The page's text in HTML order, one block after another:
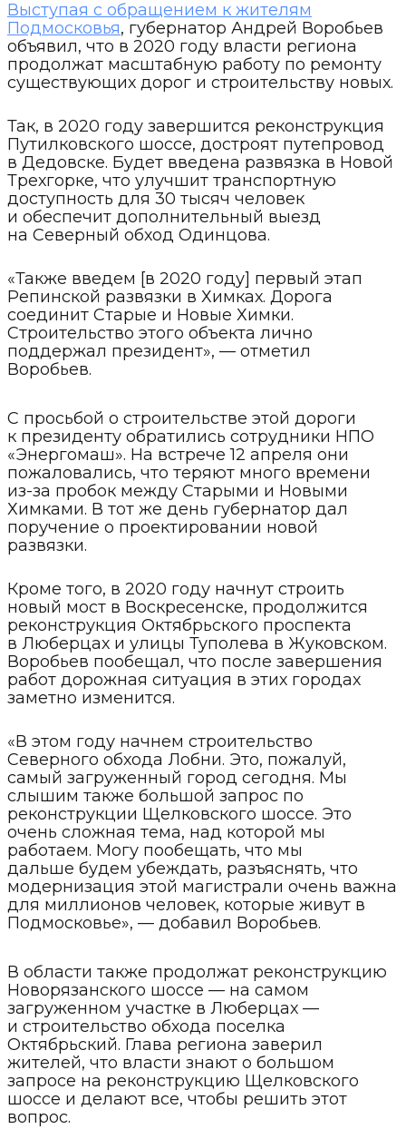
Выступая с обращением к жителям
Подмосковья, губернатор Андрей Воробьев
объявил, что в 2020 году власти региона
продолжат масштабную работу по ремонту
существующих дорог и строительству новых.
Так, в 2020 году завершится реконструкция
Путилковского шоссе, достроят путепровод
в Дедовске. Будет введена развязка в Новой
Трехгорке, что улучшит транспортную
доступность для 30 тысяч человек
и обеспечит дополнительный выезд
на Северный обход Одинцова.
«Также введем [в 2020 году] первый этап
Репинской развязки в Химках. Дорога
соединит Старые и Новые Химки.
Строительство этого объекта лично
поддержал президент», — отметил
Воробьев.
С просьбой о строительстве этой дороги
к президенту обратились сотрудники НПО
«Энергомаш». На встрече 12 апреля они
пожаловались, что теряют много времени
из-за пробок между Старыми и Новыми
Химками. В тот же день губернатор дал
поручение о проектировании новой
развязки.
Кроме того, в 2020 году начнут строить
новый мост в Воскресенске, продолжится
реконструкция Октябрьского проспекта
в Люберцах и улицы Туполева в Жуковском.
Воробьев пообещал, что после завершения
работ дорожная ситуация в этих городах
заметно изменится.
«В этом году начнем строительство
Северного обхода Лобни. Это, пожалуй,
самый загруженный город сегодня. Мы
слышим также большой запрос по
реконструкции Щелковского шоссе. Это
очень сложная тема, над которой мы
работаем. Могу пообещать, что мы
дальше будем убеждать, разъяснять, что
модернизация этой магистрали очень важна
для миллионов человек, которые живут в
Подмосковье», — добавил Воробьев.
В области также продолжат реконструкцию
Новорязанского шоссе — на самом
загруженном участке в Люберцах —
и строительство обхода поселка
Октябрьский. Глава региона заверил
жителей, что власти знают о большом
запросе на реконструкцию Щелковского
шоссе и делают все, чтобы решить этот
вопрос.